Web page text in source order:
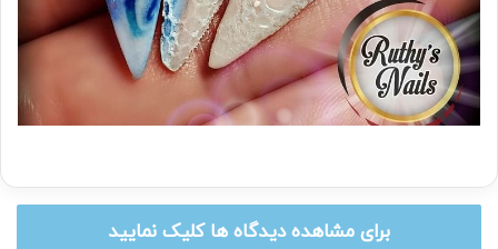
برای مشاهده دیدگاه ها کلیک نمایید